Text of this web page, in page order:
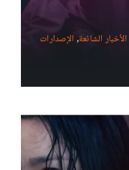
الأخبار الشائعة,الإصدارات